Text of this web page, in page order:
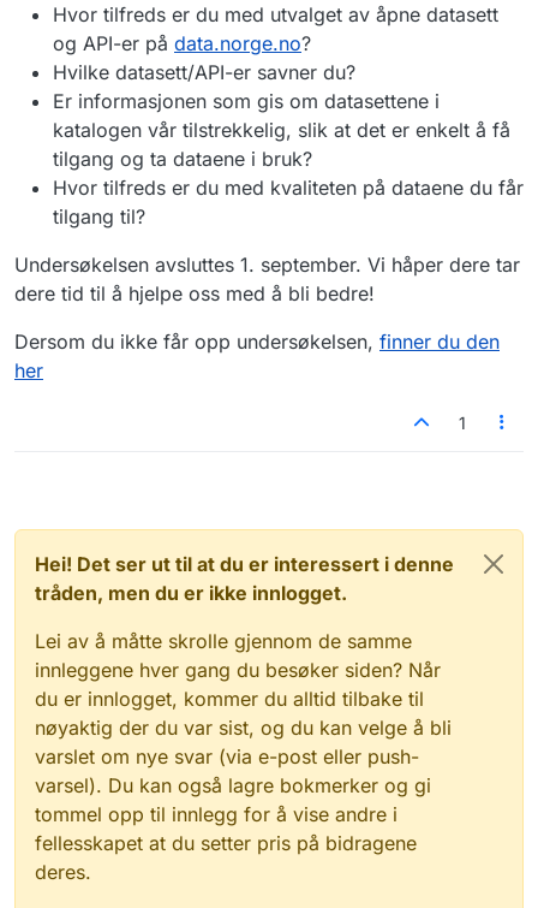
Hvor tilfreds er du med utvalget av åpne datasett
og API-er på data.norge.no?
Hvilke datasett/API-er savner du?
Er informasjonen som gis om datasettene i
katalogen vår tilstrekkelig, slik at det er enkelt å få
tilgang og ta dataene i bruk?
Hvor tilfreds er du med kvaliteten på dataene du får
tilgang til?
Undersøkelsen avsluttes 1. september. Vi håper dere tar
dere tid til å hjelpe oss med å bli bedre!
Dersom du ikke får opp undersøkelsen, finner du den
her
1
Hei! Det ser ut til at du er interessert i denne
tråden, men du er ikke innlogget.
Lei av å måtte skrolle gjennom de samme
innleggene hver gang du besøker siden? Når
du er innlogget, kommer du alltid tilbake til
nøyaktig der du var sist, og du kan velge å bli
varslet om nye svar (via e-post eller push-
varsel). Du kan også lagre bokmerker og gi
tommel opp til innlegg for å vise andre i
fellesskapet at du setter pris på bidragene
deres.